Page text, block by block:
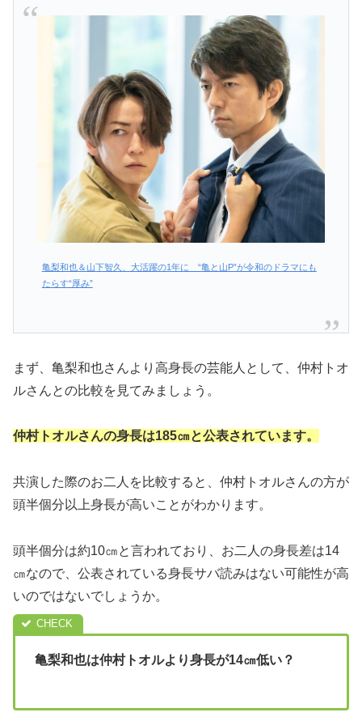
亀梨和也＆山下智久、大活躍の1年に “亀と山P”が令和のドラマにも
たらす“厚み”
まず、亀梨和也さんより高身長の芸能人として、仲村トオ
ルさんとの比較を見てみましょう。
仲村トオルさんの身長は185㎝と公表されています。
共演した際のお二人を比較すると、仲村トオルさんの方が
頭半個分以上身長が高いことがわかります。
頭半個分は約10㎝と言われており、お二人の身長差は14
㎝なので、公表されている身長サバ読みはない可能性が高
いのではないでしょうか。
亀梨和也は仲村トオルより身長が14㎝低い？